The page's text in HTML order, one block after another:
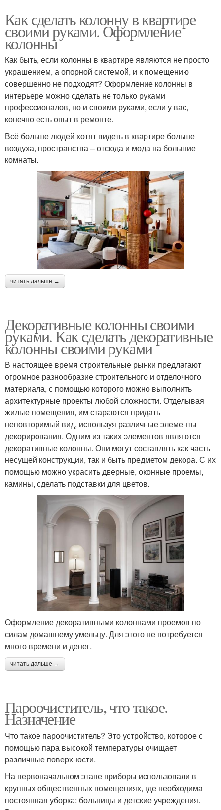
Как сделать колонну в квартире
своими руками. Оформление
колонны
Как быть, если колонны в квартире являются не просто
украшением, а опорной системой, и к помещению
совершенно не подходят? Оформление колонны в
интерьере можно сделать не только руками
профессионалов, но и своими руками, если у вас,
конечно есть опыт в ремонте.
Всё больше людей хотят видеть в квартире больше
воздуха, пространства – отсюда и мода на большие
комнаты.
читать дальше →
Декоративные колонны своими
руками. Как сделать декоративные
колонны своими руками
В настоящее время строительные рынки предлагают
огромное разнообразие строительного и отделочного
материала, с помощью которого можно выполнить
архитектурные проекты любой сложности. Отделывая
жилые помещения, им стараются придать
неповторимый вид, используя различные элементы
декорирования. Одним из таких элементов являются
декоративные колонны. Они могут составлять как часть
несущей конструкции, так и быть предметом декора. С их
помощью можно украсить дверные, оконные проемы,
камины, сделать подставки для цветов.
Оформление декоративными колоннами проемов по
силам домашнему умельцу. Для этого не потребуется
много времени и денег.
читать дальше →
Пароочиститель, что такое.
Назначение
Что такое пароочиститель? Это устройство, которое с
помощью пара высокой температуры очищает
различные поверхности.
На первоначальном этапе приборы использовали в
крупных общественных помещениях, где необходима
постоянная уборка: больницы и детские учреждения.